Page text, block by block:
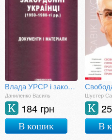
Влада УРСР і закордонні українці (1950-1980-ті рр.)
Даниленко Василь
184 грн
К
В кошик
Шустер
К
В